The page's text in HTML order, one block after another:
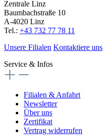
Zentrale Linz
Baumbachstraße 10
A-4020 Linz
Tel.: +43 732 77 78 11
Unsere Filialen Kontaktiere uns
Service & Infos
Filialen & Anfahrt
Newsletter
Über uns
Zertifikat
Vertrag widerrufen